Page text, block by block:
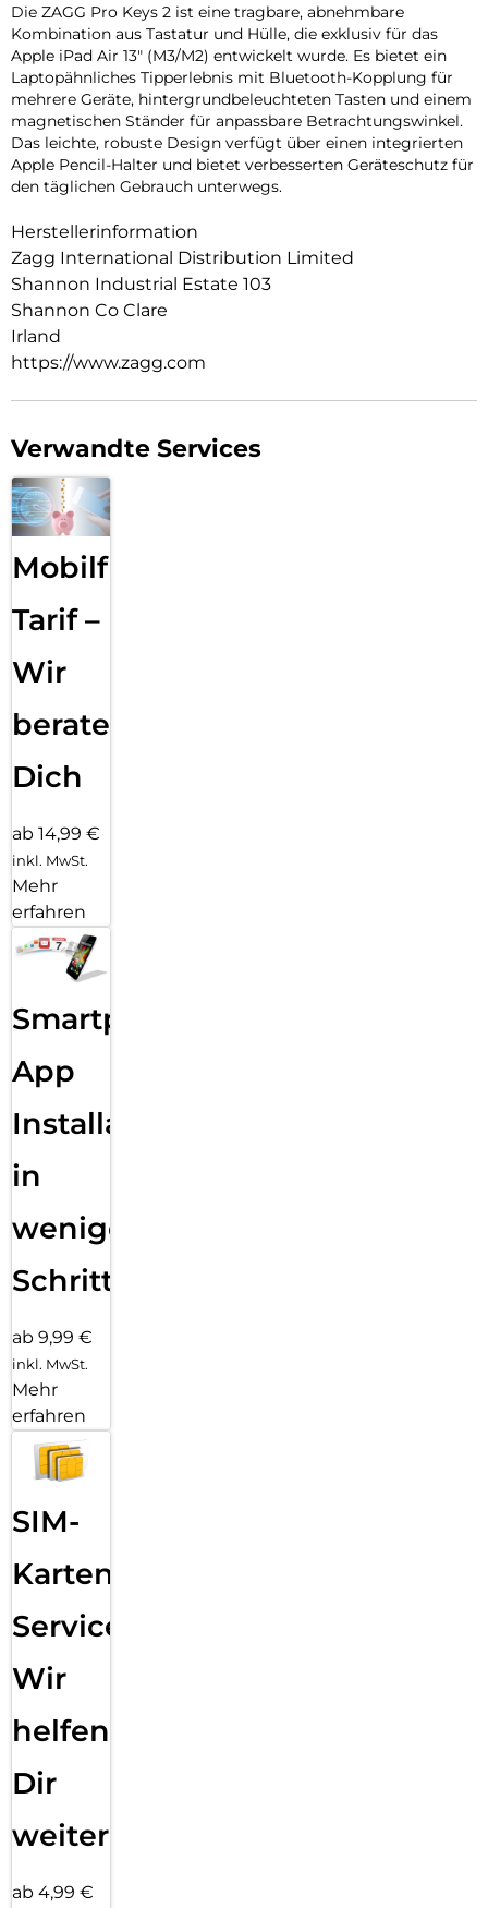
Die ZAGG Pro Keys 2 ist eine tragbare, abnehmbare
Kombination aus Tastatur und Hülle, die exklusiv für das
Apple iPad Air 13″ (M3/M2) entwickelt wurde. Es bietet ein
Laptopähnliches Tipperlebnis mit Bluetooth-Kopplung für
mehrere Geräte, hintergrundbeleuchteten Tasten und einem
magnetischen Ständer für anpassbare Betrachtungswinkel.
Das leichte, robuste Design verfügt über einen integrierten
Apple Pencil-Halter und bietet verbesserten Geräteschutz für
den täglichen Gebrauch unterwegs.
Herstellerinformation
Zagg International Distribution Limited
Shannon Industrial Estate 103
Shannon Co Clare
Irland
https://www.zagg.com
Verwandte Services
Mobilfunk
Tarif –
Wir
beraten
Dich
ab 14,99 €
inkl. MwSt.
Mehr
erfahren
Smartphone
App
Installation
in
wenigen
Schritten
ab 9,99 €
inkl. MwSt.
Mehr
erfahren
SIM-
Karten
Service:
Wir
helfen
Dir
weiter
ab 4,99 €